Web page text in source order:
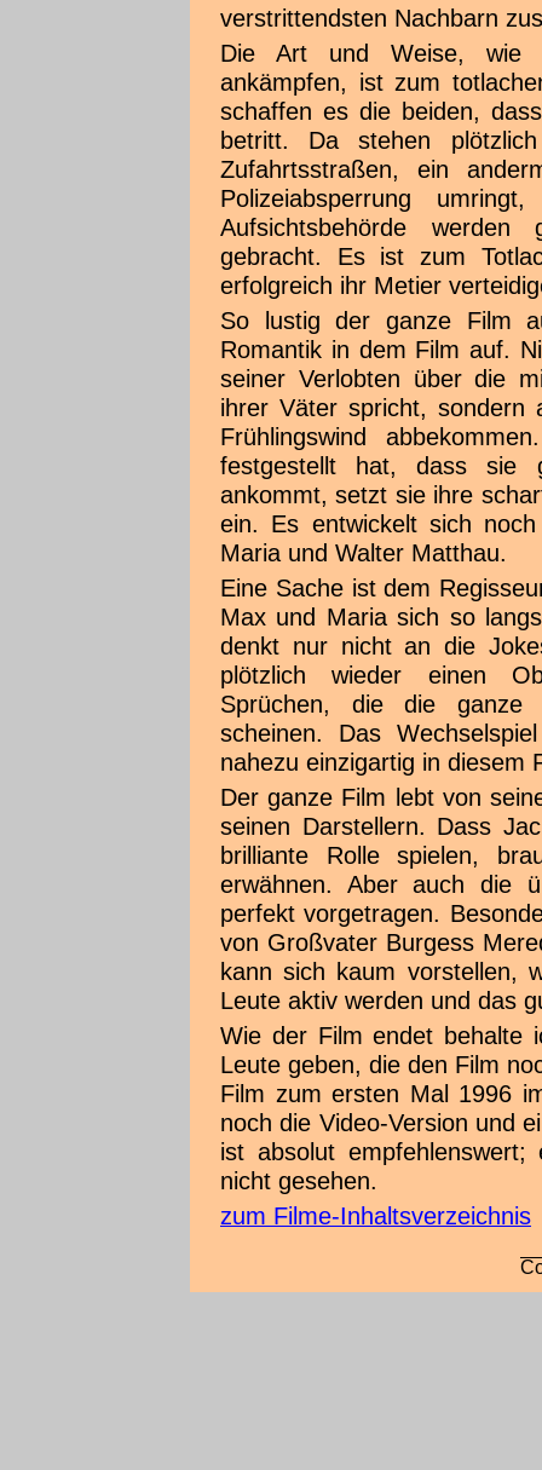
verstrittendsten Nachbarn
Die Art und Weise, wie
ankämpfen, ist zum
schaffen es die beiden,
betritt. Da stehen
Zufahrtsstraßen, ein
Polizeiabsperrung
Aufsichtsbehörde
gebracht. Es ist zum
erfolgreich ihr Metier
So lustig der ganze Film
Romantik in dem Film auf.
seiner Verlobten über die
ihrer Väter spricht, sondern
Frühlingswind
festgestellt hat, dass sie
ankommt, setzt sie ihre
ein. Es entwickelt sich
Maria und Walter Matthau.
Eine Sache ist dem
Max und Maria sich so
denkt nur nicht an die
plötzlich wieder einen
Sprüchen, die die ganze
scheinen. Das
nahezu einzigartig in diesem
Der ganze Film lebt von
seinen Darstellern. Dass
brilliante Rolle spielen,
erwähnen. Aber auch die
perfekt vorgetragen.
von Großvater Burgess
kann sich kaum vorstellen,
Leute aktiv werden und das
Wie der Film endet behalte
Leute geben, die den Film
Film zum ersten Mal 1996
noch die Video-Version und
ist absolut
nicht gesehen.
zum Filme-Inhaltsverzeichnis